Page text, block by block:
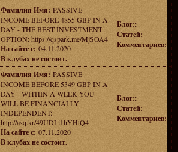
Фамилия Имя: PASSIVE
INCOME BEFORE 4855 GBP IN A
DAY - THE BEST INVESTMENT
OPTION: https://qspark.me/MjSOA4
На сайте с: 04.11.2020
В клубах не состоит.
Блог::
Статей:
Комментариев:
Фамилия Имя: PASSIVE
INCOME BEFORE 5349 GBP IN A
DAY - WITHIN A WEEK YOU
WILL BE FINANCIALLY
INDEPENDENT:
http://asq.kr/49UDLi1hYHtQ4
На сайте с: 07.11.2020
В клубах не состоит.
Блог::
Статей:
Комментариев: